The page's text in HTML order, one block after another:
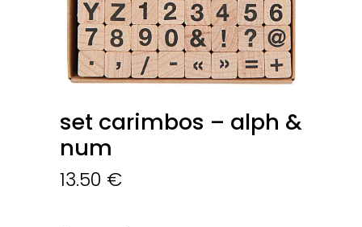
set carimbos – alph &
num
13.50 €